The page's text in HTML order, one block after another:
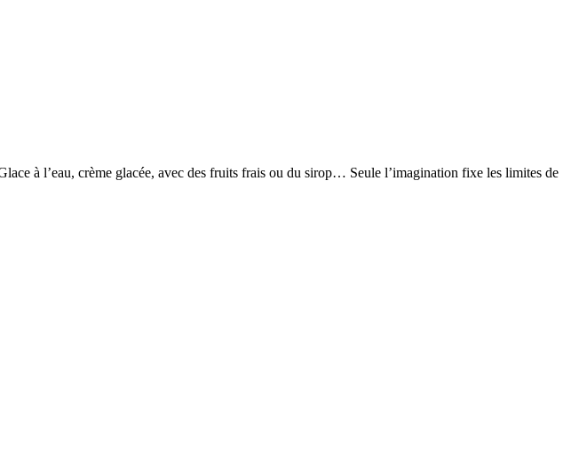
à l’eau, crème glacée, avec des fruits frais ou du sirop… Seule l’imagination fixe les limites de